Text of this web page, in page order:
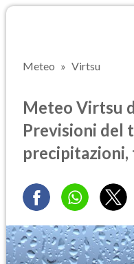
Meteo Virtsu
Meteo Virtsu
Previsioni del